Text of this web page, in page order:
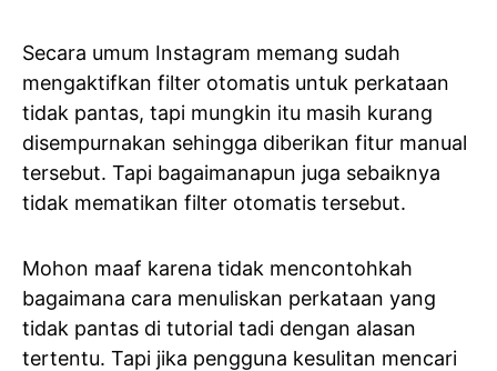
Secara umum Instagram memang sudah
mengaktifkan filter otomatis untuk perkataan
tidak pantas, tapi mungkin itu masih kurang
disempurnakan sehingga diberikan fitur manual
tersebut. Tapi bagaimanapun juga sebaiknya
tidak mematikan filter otomatis tersebut.
Mohon maaf karena tidak mencontohkah
bagaimana cara menuliskan perkataan yang
tidak pantas di tutorial tadi dengan alasan
tertentu. Tapi jika pengguna kesulitan mencari